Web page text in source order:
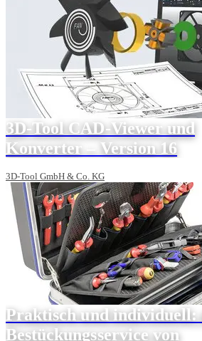
3D-Tool CAD-Viewer und
Konverter – Version 16
3D-Tool GmbH & Co. KG
Praktisch und individuell:
Bestückungsservice von